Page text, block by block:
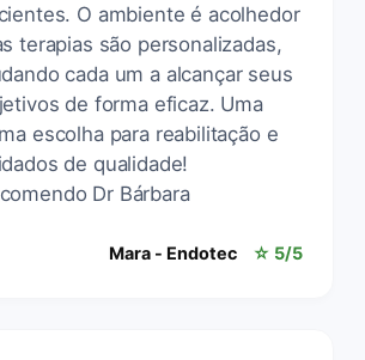
O ambiente é acolhedor
terapias são personalizadas,
cada um a alcançar seus
de forma eficaz. Uma
escolha para reabilitação e
de qualidade!
Dr Bárbara
Mara - Endotec ☆ 5/5